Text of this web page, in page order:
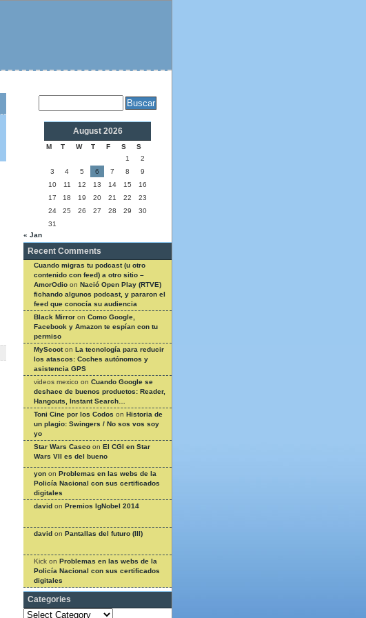
August 2026
M T W T F S
S
1
2
3
4 5 6 7 8
9
10
11 12 13 14 15
16
17
18 19 20 21 22
23
24
25 26 27 28 29
30
31
« Jan
Recent Comments
Cuando migras tu podcast (u otro
contenido con feed) a otro sitio –
AmorOdio on Nació Open Play (RTVE)
fichando algunos podcast, y pararon el
feed que conocía su audiencia
Black Mirror on Como Google,
Facebook y Amazon te espían con tu
permiso
MyScooton La tecnología para reducir
los atascos: Coches autónomos y
asistencia GPS
videos mexico on Cuando Google se
deshace de buenos productos: Reader,
Hangouts, Instant Search…
Toni Cine por los Codos on Historia de
un plagio: Swingers / No sos vos soy
yo
Star Wars Casco on El CGI en Star
Wars VII es del bueno
yon on Problemas en las webs de la
Policía Nacional con sus certificados
digitales
david on Premios IgNobel 2014
david on Pantallas del futuro (III)
Kick on Problemas en las webs de la
Policía Nacional con sus certificados
digitales
Categories
Categories